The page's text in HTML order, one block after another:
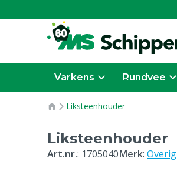
Varkens Rundvee
Liksteenhouder
Liksteenhouder
Art.nr.: 1705040Merk: Overig